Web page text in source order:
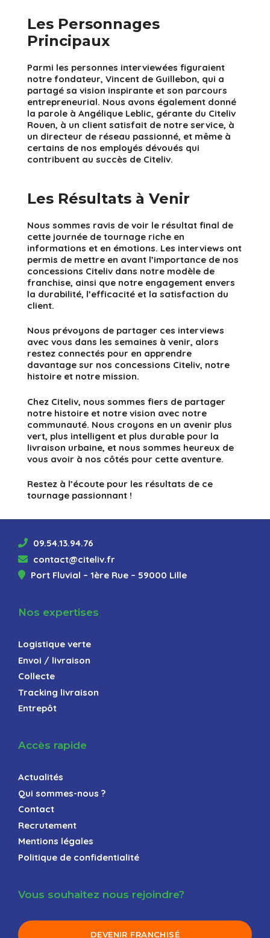
Les Personnages
Principaux
Parmi les personnes interviewées figuraient
notre fondateur, Vincent de Guillebon, qui a
partagé sa vision inspirante et son parcours
entrepreneurial. Nous avons également donné
la parole à Angélique Leblic, gérante du Citeliv
Rouen, à un client satisfait de notre service, à
un directeur de réseau passionné, et même à
certains de nos employés dévoués qui
contribuent au succès de Citeliv.
Les Résultats à Venir
Nous sommes ravis de voir le résultat final de
cette journée de tournage riche en
informations et en émotions. Les interviews ont
permis de mettre en avant l’importance de nos
concessions Citeliv dans notre modèle de
franchise, ainsi que notre engagement envers
la durabilité, l’efficacité et la satisfaction du
client.
Nous prévoyons de partager ces interviews
avec vous dans les semaines à venir, alors
restez connectés pour en apprendre
davantage sur nos concessions Citeliv, notre
histoire et notre mission.
Chez Citeliv, nous sommes fiers de partager
notre histoire et notre vision avec notre
communauté. Nous croyons en un avenir plus
vert, plus intelligent et plus durable pour la
livraison urbaine, et nous sommes heureux de
vous avoir à nos côtés pour cette aventure.
Restez à l’écoute pour les résultats de ce
tournage passionnant !
09.54.13.94.76
contact@citeliv.fr
Port Fluvial – 1ère Rue – 59000 Lille
Nos expertises
Logistique verte
Envoi / livraison
Collecte
Tracking livraison
Entrepôt
Accès rapide
Actualités
Qui sommes-nous ?
Contact
Recrutement
Mentions légales
Politique de confidentialité
Vous souhaitez nous rejoindre?
DEVENIR FRANCHISÉ